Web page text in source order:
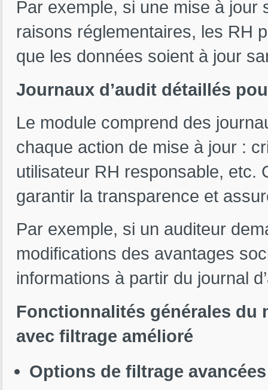
Par exemple, si une mise à
raisons réglementaires, les RH
que les données soient à jour
Journaux d’audit détaillés
Le module comprend des
chaque action de mise à jour :
utilisateur RH responsable, etc.
garantir la transparence et
Par exemple, si un auditeur
modifications des avantages
informations à partir du journal
Fonctionnalités générales du
avec filtrage amélioré
Options de filtrage avancées